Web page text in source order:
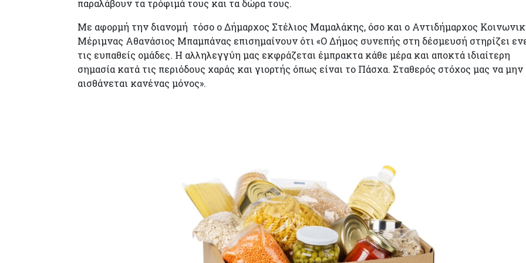
παραλάβουν τα τρόφιμά τους και τα δώρα τους.
Με αφορμή την διανομή τόσο ο Δήμαρχος Στέλιος Μαμαλάκης, όσο και ο Αντιδήμαρχος
Μέριμνας Αθανάσιος Μπαμπάνας επισημαίνουν ότι «Ο Δήμος συνεπής στη δέσμευσή στηρίζει
τις ευπαθείς ομάδες. Η αλληλεγγύη μας εκφράζεται έμπρακτα κάθε μέρα και αποκτά ιδιαίτερη
σημασία κατά τις περιόδους χαράς και γιορτής όπως είναι το Πάσχα. Σταθερός στόχος μας να μην
αισθάνεται κανένας μόνος».